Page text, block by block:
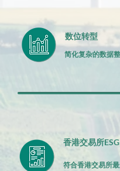
数位转型
简化复杂的数据
香港交易所
符合香港交易所